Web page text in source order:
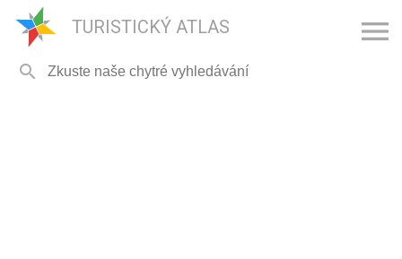
TURISTICKÝ ATLAS 
